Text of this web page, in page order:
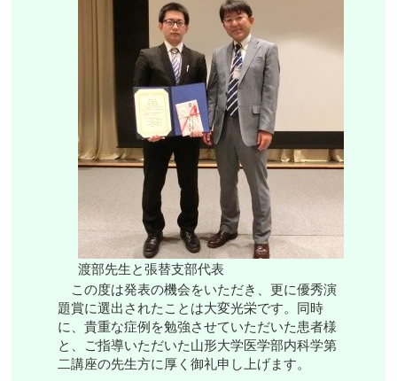
渡部先生と張替支部代表
この度は発表の機会をいただき、更に優秀演
題賞に選出されたことは大変光栄です。同時
に、貴重な症例を勉強させていただいた患者様
と、ご指導いただいた山形大学医学部内科学第
二講座の先生方に厚く御礼申し上げます。